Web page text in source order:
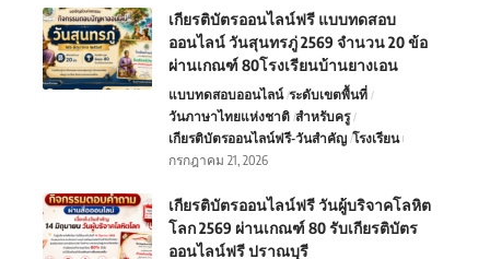
เกียรติบัตรออนไลน์ฟรี แบบทดสอบ
ออนไลน์ วันสุนทรภู่ 2569 จำนวน 20 ข้อ
ผ่านเกณฑ์ 80โรงเรียนบ้านยางเอน
แบบทดสอบออนไลน์ ระดับเขตพื้นที่
วันภาษาไทยแห่งชาติ สำหรับครู
เกียรติบัตรออนไลน์ฟรี-วันสำคัญ โรงเรียน
กรกฎาคม 21, 2026
เกียรติบัตรออนไลน์ฟรี วันผู้บริจาคโลหิต
โลก 2569 ผ่านเกณฑ์ 80 รับเกียรติบัตร
ออนไลน์ฟรี ปราณบุรี